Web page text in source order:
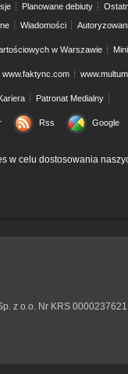
Planowane debiuty
Wiadomości
w Warszawie
www.faktync.com
Patronat Medialny
Rss Google
w celu dostosowania
z o.o. Nr KRS 0000237621